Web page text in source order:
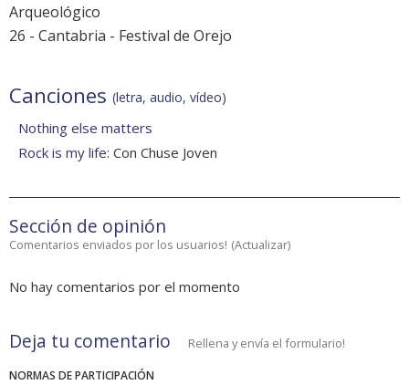
Arqueológico
26 - Cantabria - Festival de Orejo
Canciones (letra, audio, vídeo)
Nothing else matters
Rock is my life: Con Chuse Joven
Sección de opinión
Comentarios enviados por los usuarios! (Actualizar)
No hay comentarios por el momento
Deja tu comentario Rellena y envía el formulario!
NORMAS DE PARTICIPACIÓN